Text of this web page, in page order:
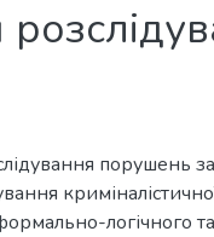
порушень
логічного